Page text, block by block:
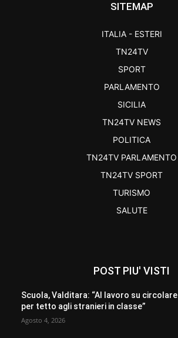
SITEMAP
ITALIA - ESTERI
TN24TV
SPORT
PARLAMENTO
SICILIA
TN24TV NEWS
POLITICA
TN24TV PARLAMENTO
TN24TV SPORT
TURISMO
SALUTE
POST PIU' VISTI
Scuola, Valditara: “Al lavoro su circolare
per tetto agli stranieri in classe”
Agosto 4, 2026